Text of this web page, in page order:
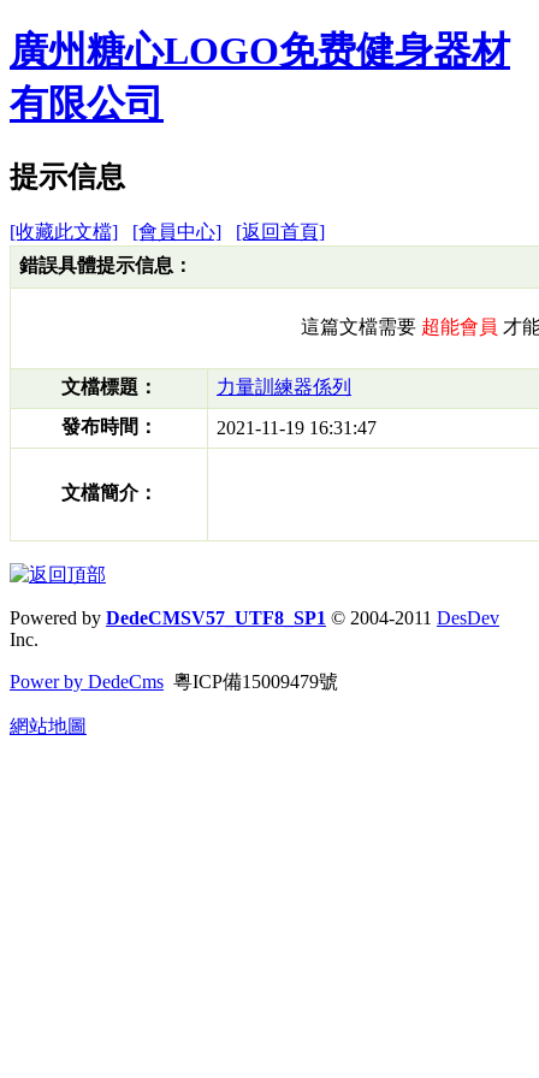
廣州糖心LOGO免费健身器材
有限公司
提示信息
[收藏此文檔] [會員中心]
[返回首頁]
錯誤具體提示信息：
這篇文檔需要 超能會員 才
文檔標題：
力量訓練器係列
發布時間：
2021-11-19 16:31:47
文檔簡介：
Powered by DedeCMSV57_UTF8_SP1 © 2004-2011 DesDev
Inc.
Power by DedeCms 粵ICP備15009479號
網站地圖